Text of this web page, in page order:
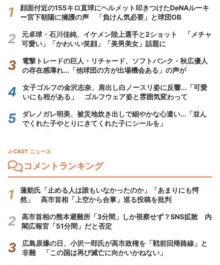
顔面付近の155キロ直球にヘルメット叩きつけたDeNAルーキ
ー宮下朝陽に擁護の声 「負けん気必要」と球団OB
元卓球・石川佳純、イケメン陸上選手と2ショット 「メチャ
可愛い」「かわいい笑顔」「美男美女」話題に
電撃トレードの巨人・リチャード、ソフトバンク・秋広優人
の存在感薄れ...「他球団の方が出場機会ある」の声が
女子ゴルフの金沢志奈、肩出し白ノースリ姿に反響...「可愛
いにも程がある」 ゴルフウェア姿と雰囲気変わって
ダレノガレ明美、被災地炊き出しで細やかな心遣い...「並ん
でくれた子やとりにきてくれた子にシールを」
J-CAST ニュース
コメントランキング
蓮舫氏「止める人は誰もいなかったのか」「あまりにも愕
然」 高市首相「上空から合掌」巡る投稿を批判
高市首相の熊本避難所「3分間」しか視察せず？SNS拡散 内
閣広報官「51分間」だと否定
広島原爆の日、小沢一郎氏が高市政権を「戦前回帰路線」と
非難 「この国は再び滅亡に向かいかねない」